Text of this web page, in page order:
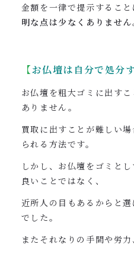
金額を一律で提示するこ
明な点は少なくありません
【お仏壇は 自分で処分
お仏壇を粗大ゴミに出す
ありません。
買取に出すことが難しい
られる方法です。
しかし、お仏壇をゴミと
良いことではなく、
近所人の目もあるからと
でした。
またそれなりの手間や労